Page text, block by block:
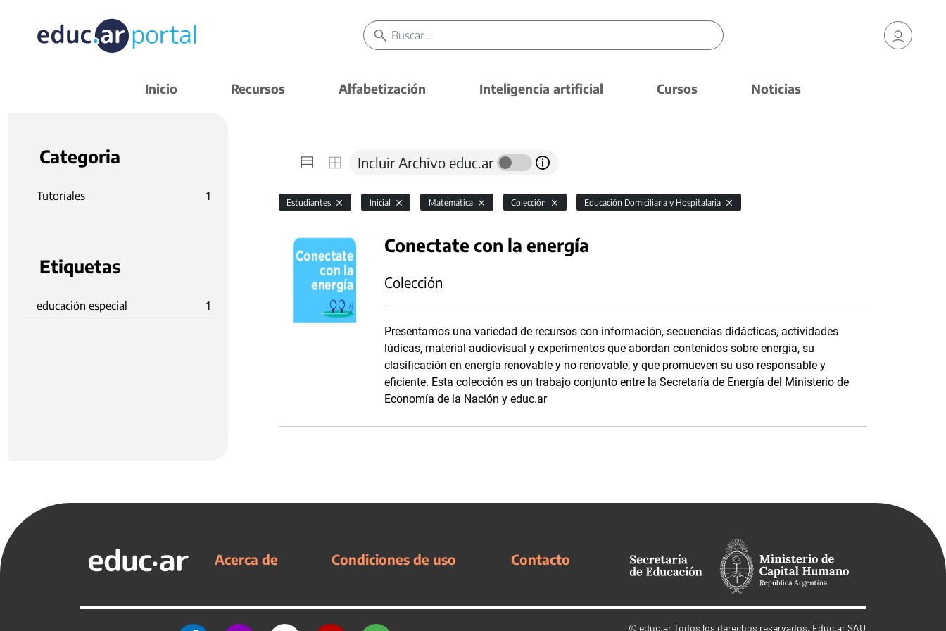
Inicio Recursos Alfabetización Inteligencia artificial Cursos Noticias
Categoria
Tutoriales 1
Etiquetas
educación especial 1
Incluir Archivo educ.ar
Estudiantes Inicial Matemática Colección Educación Domiciliaria y Hospitalaria
Conectate con la energía
Colección
Presentamos una variedad de recursos con información, secuencias didácticas, actividades
lúdicas, material audiovisual y experimentos que abordan contenidos sobre energía, su
clasificación en energía renovable y no renovable, y que promueven su uso responsable y
eficiente. Esta colección es un trabajo conjunto entre la Secretaría de Energía del Ministerio de
Economía de la Nación y educ.ar
Acerca de Condiciones de uso Contacto
© educ.arTodos los derechos reservados. Educ.ar SAU